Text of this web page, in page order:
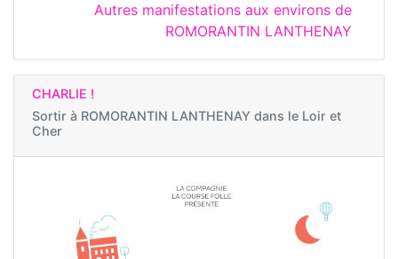
Autres manifestations aux environs de
ROMORANTIN LANTHENAY
CHARLIE !
Sortir à ROMORANTIN LANTHENAY dans le Loir et
Cher